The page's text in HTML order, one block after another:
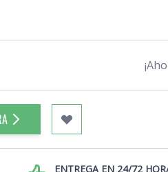
ENTREGA EN 24/72